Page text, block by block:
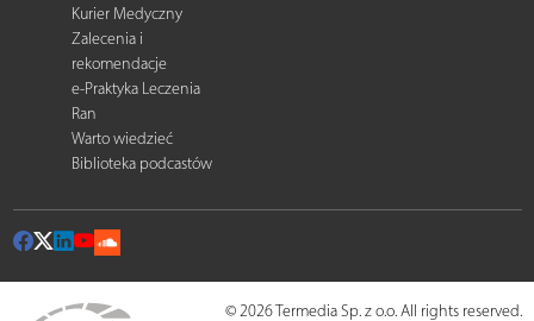
Kurier Medyczny
Zalecenia i
rekomendacje
e-Praktyka Leczenia
Ran
Warto wiedzieć
Biblioteka podcastów
© 2026 Termedia Sp. z o.o. All rights reserved.